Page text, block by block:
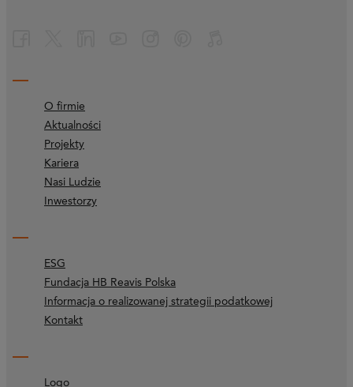
O firmie
Aktualności
Projekty
Kariera
Nasi Ludzie
Inwestorzy
ESG
Fundacja HB Reavis Polska
Informacja o realizowanej strategii podatkowej
Kontakt
Logo